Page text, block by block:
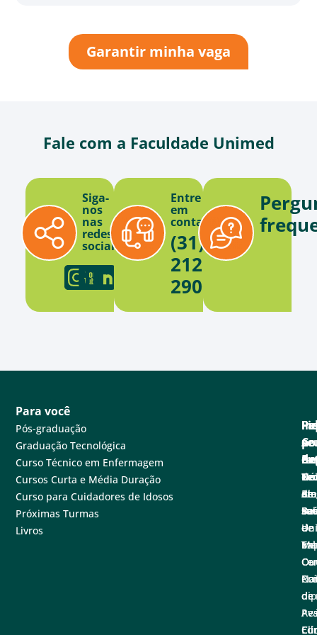
Garantir minha vaga
Fale com a Faculdade Unimed
Siga-
nos
nas
redes
sociais
Entre
em
contato
(31)
2121-
2900
Para você
Pós-graduação
Graduação Tecnológica
Curso Técnico em Enfermagem
Cursos Curta e Média Duração
Curso para Cuidadores de Idosos
Próximas Turmas
Livros
em
e
de
e
de
de
de
de
A
A
de